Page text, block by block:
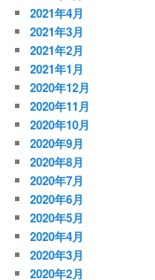
2021年4月
2021年3月
2021年2月
2021年1月
2020年12月
2020年11月
2020年10月
2020年9月
2020年8月
2020年7月
2020年6月
2020年5月
2020年4月
2020年3月
2020年2月